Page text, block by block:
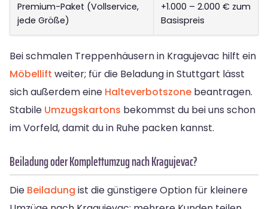
Premium-Paket (Vollservice,
jede Größe)
+1.000 – 2.000 € zum
Basispreis
Bei schmalen Treppenhäusern in Kragujevac hilft ein
Möbellift weiter; für die Beladung in Stuttgart lässt
sich außerdem eine Halteverbotszone beantragen.
Stabile Umzugskartons bekommst du bei uns schon
im Vorfeld, damit du in Ruhe packen kannst.
Beiladung oder Komplettumzug nach Kragujevac?
Die Beiladung ist die günstigere Option für kleinere